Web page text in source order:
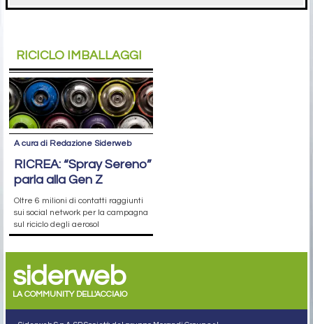
RICICLO IMBALLAGGI
A cura di Redazione Siderweb
RICREA: “Spray Sereno”
parla alla Gen Z
Oltre 6 milioni di contatti raggiunti
sui social network per la campagna
sul riciclo degli aerosol
siderweb
LA COMMUNITY DELL'ACCIAIO